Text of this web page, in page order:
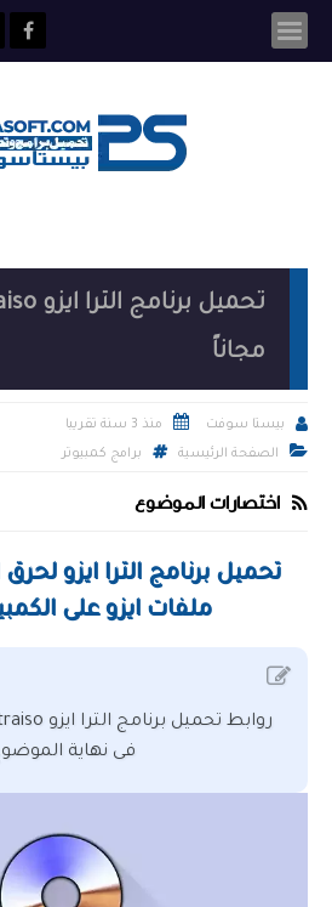
مجاناً
 بيستا سوفت  منذ 3 سنة تقريبا
 الصفحة الرئيسية برامج كمبيوتر
اختصارات الموضوع
الكمبيوتر مجاناً
نبذة حول برنامج الترا ايزو اخر اصدار
شرح تثبيت برنامج الترا ايزو على
أهم الاسئلة الشائعة حول برنامج الترا
ما هو أقصى حد لحجم الملف الذي
تحميل برنامج الترا ايزو
ملفات ايزو على
فى نهاية